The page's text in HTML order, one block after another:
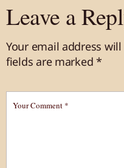
Leave a
Your email address
fields are marked*